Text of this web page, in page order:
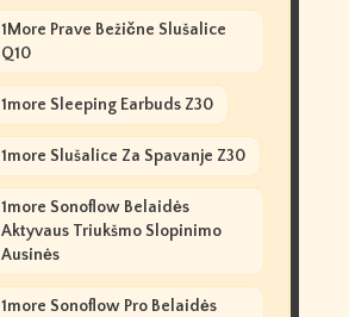
1More Prave Bežične Slušalice
Q10
1more Sleeping Earbuds Z30
1more Slušalice Za Spavanje Z30
1more Sonoflow Belaidės
Aktyvaus Triukšmo Slopinimo
Ausinės
1more Sonoflow Pro Belaidės